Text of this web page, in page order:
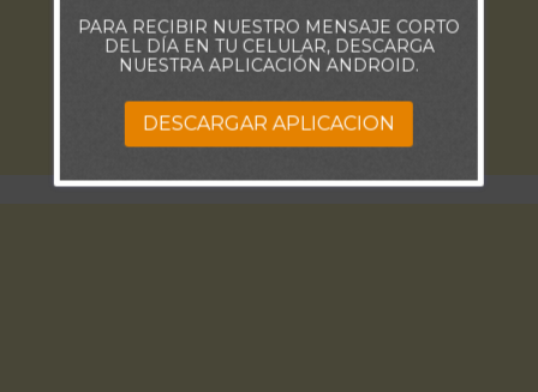
PARA RECIBIR NUESTRO MENSAJE CORTO
DEL DÍA EN TU CELULAR, DESCARGA
NUESTRA APLICACIÓN ANDROID.
DESCARGAR APLICACION